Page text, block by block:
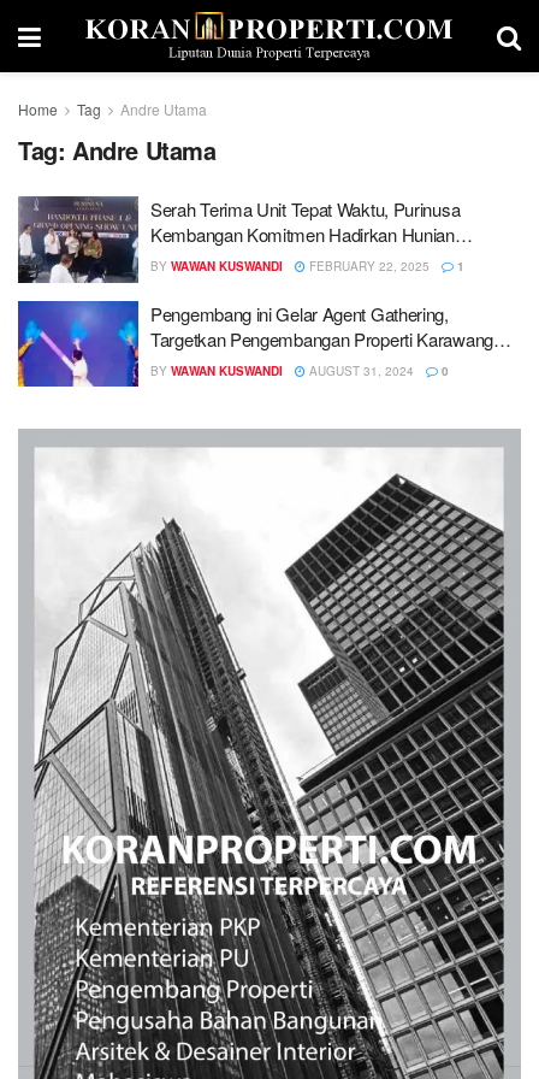
Home Tag Andre Utama
Tag: Andre Utama
Serah Terima Unit Tepat Waktu, Purinusa
Kembangan Komitmen Hadirkan Hunian
Berkualitas
BY WAWAN KUSWANDI FEBRUARY 22, 2025 1
Pengembang ini Gelar Agent Gathering,
Targetkan Pengembangan Properti Karawang
Barat
BY WAWAN KUSWANDI AUGUST 31, 2024 0